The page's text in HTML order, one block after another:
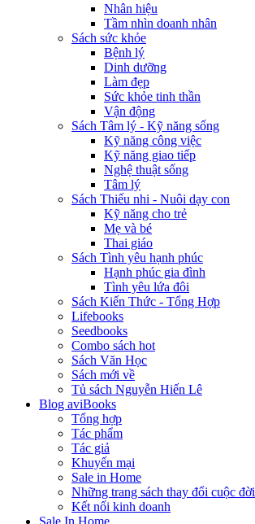
Nhân hiệu
Tầm nhìn doanh nhân
Sách sức khỏe
Bệnh lý
Dinh dưỡng
Làm đẹp
Sức khỏe tinh thần
Vận động
Sách Tâm lý - Kỹ năng sống
Kỹ năng công việc
Kỹ năng giao tiếp
Nghệ thuật sống
Tâm lý
Sách Thiếu nhi - Nuôi dạy con
Kỹ năng cho trẻ
Mẹ và bé
Thai giáo
Sách Tình yêu hạnh phúc
Hạnh phúc gia đình
Tình yêu lứa đôi
Sách Kiến Thức - Tổng Hợp
Lifebooks
Seedbooks
Combo sách hot
Sách Văn Học
Sách mới về
Tủ sách Nguyễn Hiến Lê
Blog aviBooks
Tổng hợp
Tác phẩm
Tác giả
Khuyến mại
Sale in Home
Những trang sách thay đổi cuộc đời
Kết nối kinh doanh
Sale In Home